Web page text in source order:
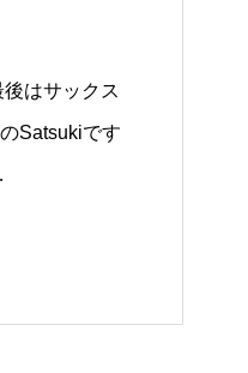
はサックス
Satsukiです